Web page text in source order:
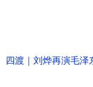
四渡｜刘烨再演毛